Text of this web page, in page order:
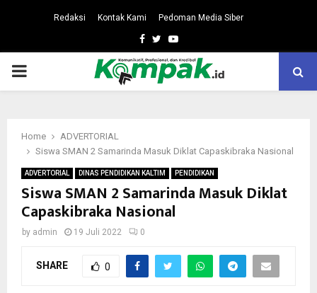
Redaksi Kontak Kami Pedoman Media Siber
Facebook
TwitterYoutube
PRIMARY
Home
ADVERTORIAL
Siswa SMAN 2 Samarinda Masuk Diklat Capaskibraka Nasional
ADVERTORIAL DINAS PENDIDIKAN KALTIM PENDIDIKAN
Siswa SMAN 2 Samarinda Masuk Diklat
Capaskibraka Nasional
by admin 19 Juli 2022 0
SHARE 0